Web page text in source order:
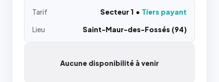
Tarif Secteur 1
Tiers payant
Lieu
Saint-Maur-des-Fossés (94)
Aucune disponibilité à venir